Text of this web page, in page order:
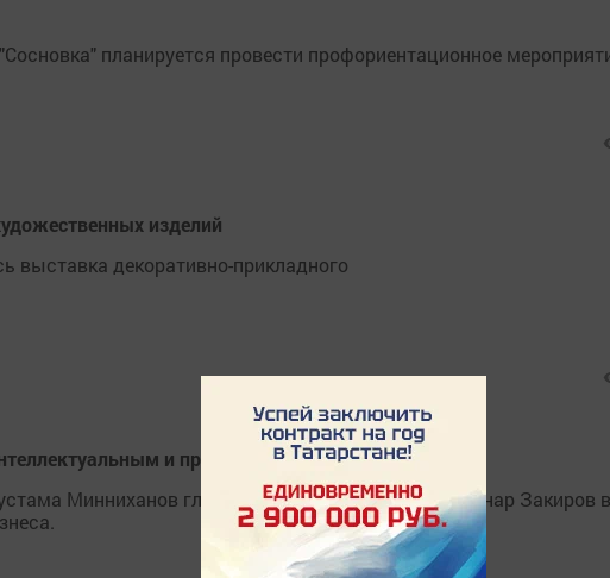
планируется провести профориентационное
изделий
выставка декоративно-прикладного
и промышленным центром
Минниханов глава Бугульминского района Линар Закиров